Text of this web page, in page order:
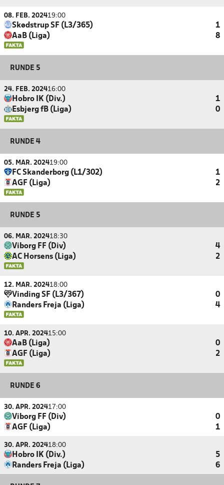
08. FEB. 202419:00
Skødstrup SF (L3/365)
1
AaB (Liga)
8
RUNDE 5
24. FEB. 202416:00
Hobro IK (Div.)
1
Esbjerg fB (Liga)
0
RUNDE 4
05. MAR. 202419:00
FC Skanderborg (L1/302)
1
AGF (Liga)
2
RUNDE 5
06. MAR. 202418:30
Viborg FF (Div)
4
AC Horsens (Liga)
2
12. MAR. 202418:00
Vinding SF (L3/367)
0
Randers Freja (Liga)
4
10. APR. 202415:00
AaB (Liga)
0
AGF (Liga)
2
RUNDE 6
30. APR. 202417:00
Viborg FF (Div)
0
AGF (Liga)
1
30. APR. 202418:00
Hobro IK (Div.)
5
Randers Freja (Liga)
6